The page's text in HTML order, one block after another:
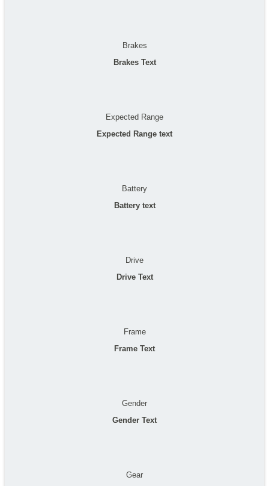
Brakes
Brakes Text
Expected Range
Expected Range text
Battery
Battery text
Drive
Drive Text
Frame
Frame Text
Gender
Gender Text
Gear